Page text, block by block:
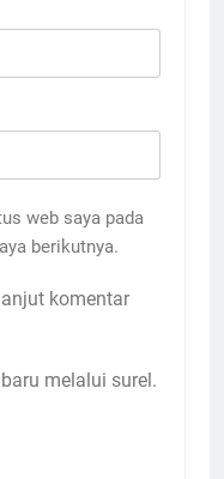
web saya pada
berikutnya.
komentar
melalui surel.